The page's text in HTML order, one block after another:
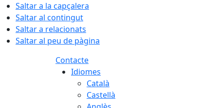
Saltar a la capçalera
Saltar al contingut
Saltar a relacionats
Saltar al peu de pàgina
Contacte
Idiomes
Català
Castellà